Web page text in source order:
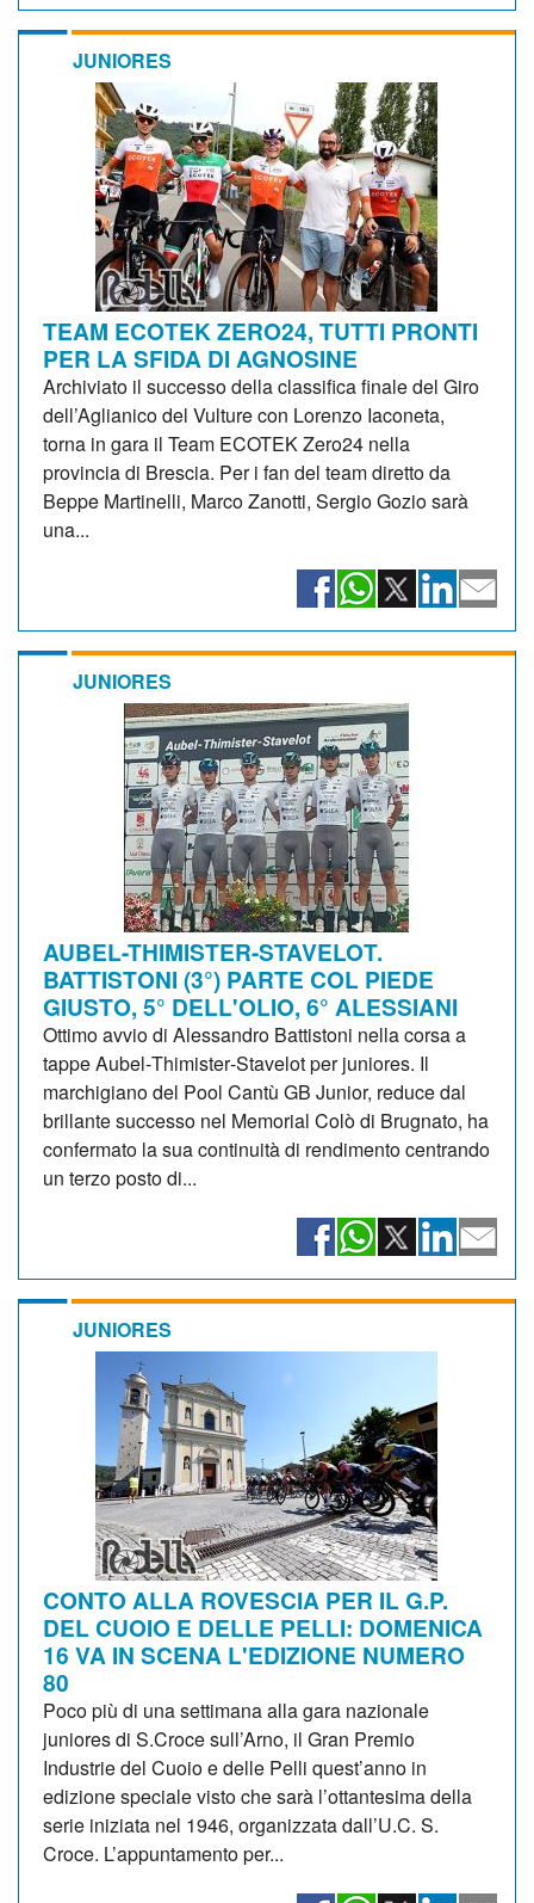
JUNIORES
TEAM ECOTEK ZERO24, TUTTI PRONTI
PER LA SFIDA DI AGNOSINE
Archiviato il successo della classifica finale del Giro
dell’Aglianico del Vulture con Lorenzo Iaconeta,
torna in gara il Team ECOTEK Zero24 nella
provincia di Brescia. Per i fan del team diretto da
Beppe Martinelli, Marco Zanotti, Sergio Gozio sarà
una...
JUNIORES
AUBEL-THIMISTER-STAVELOT.
BATTISTONI (3°) PARTE COL PIEDE
GIUSTO, 5° DELL'OLIO, 6° ALESSIANI
Ottimo avvio di Alessandro Battistoni nella corsa a
tappe Aubel‑Thimister‑Stavelot per juniores. Il
marchigiano del Pool Cantù GB Junior, reduce dal
brillante successo nel Memorial Colò di Brugnato, ha
confermato la sua continuità di rendimento centrando
un terzo posto di...
JUNIORES
CONTO ALLA ROVESCIA PER IL G.P.
DEL CUOIO E DELLE PELLI: DOMENICA
16 VA IN SCENA L'EDIZIONE NUMERO
80
Poco più di una settimana alla gara nazionale
juniores di S.Croce sull’Arno, il Gran Premio
Industrie del Cuoio e delle Pelli quest’anno in
edizione speciale visto che sarà l’ottantesima della
serie iniziata nel 1946, organizzata dall’U.C. S.
Croce. L’appuntamento per...